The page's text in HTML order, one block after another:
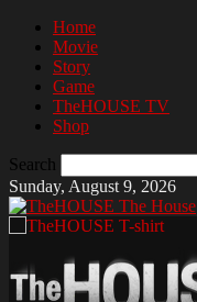
Home
Movie
Story
Game
TheHOUSE TV
Shop
Search
Sunday, August 9, 2026
The House